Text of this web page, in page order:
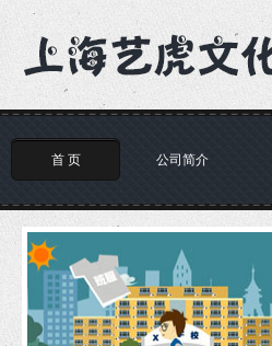
首 页 公司简介